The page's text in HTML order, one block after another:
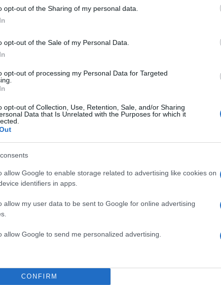
opt-out of the Sharing of my personal data.
opt-out of the Sale of my Personal Data.
opt-out of processing my Personal Data for Targeted
opt-out of Collection, Use, Retention, Sale, and/or Sharing
Data that Is Unrelated with the Purposes for which it
allow Google to enable storage related to advertising like cookies on
identifiers in apps.
allow my user data to be sent to Google for online advertising
allow Google to send me personalized advertising.
CONFIRM
Σχολίασε εδώ